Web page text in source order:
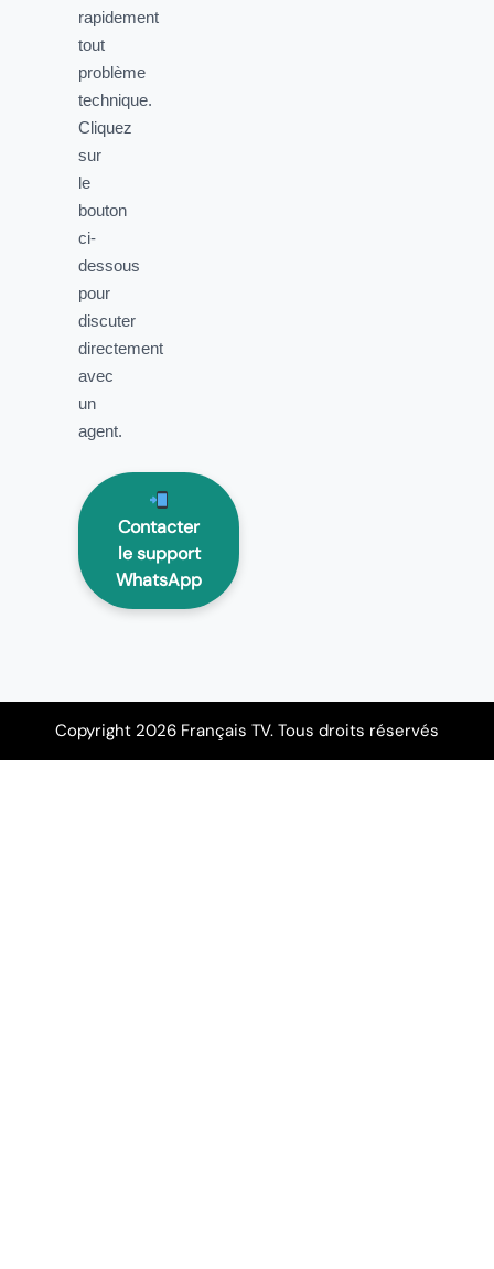
rapidement
tout
problème
technique.
Cliquez
sur
le
bouton
ci-
dessous
pour
discuter
directement
avec
un
agent.
Contacter
le support
WhatsApp
Copyright 2026 Français TV. Tous droits réservés